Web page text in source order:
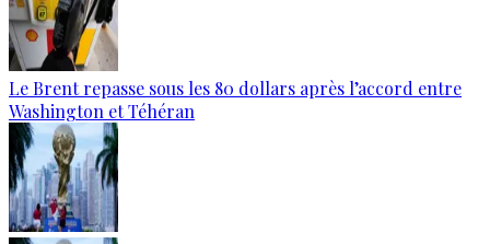
Le Brent repasse sous les 80 dollars après l’accord entre
Washington et Téhéran